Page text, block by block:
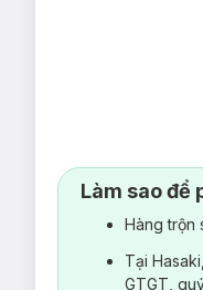
Làm sao để
Hàng trộn
Tại
GTGT,